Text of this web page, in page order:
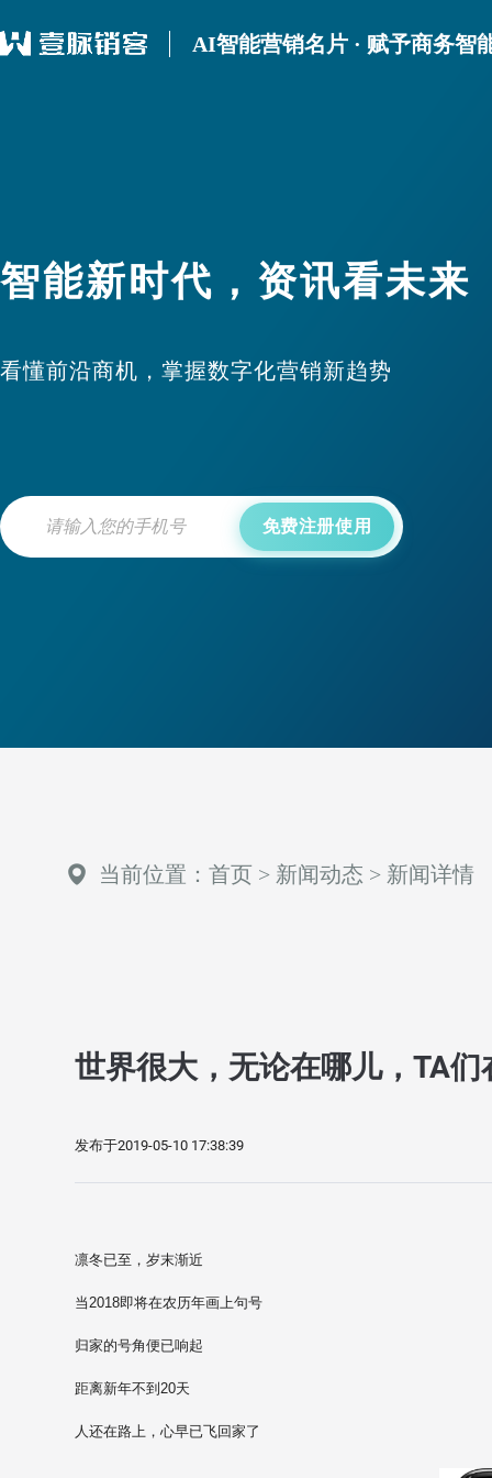
AI智能营销名片 · 赋予商务智
智能新时代，资讯看未来
看懂前沿商机，掌握数字化营销新趋势
免费注册使用
当前位置： 首页 > 新闻动态 > 新闻详情
世界很大，无论在哪儿，TA们
发布于2019-05-10 17:38:39
凛冬已至，岁末渐近
当2018即将在农历年画上句号
归家的号角便已响起
距离新年不到20天
人还在路上，心早已飞回家了